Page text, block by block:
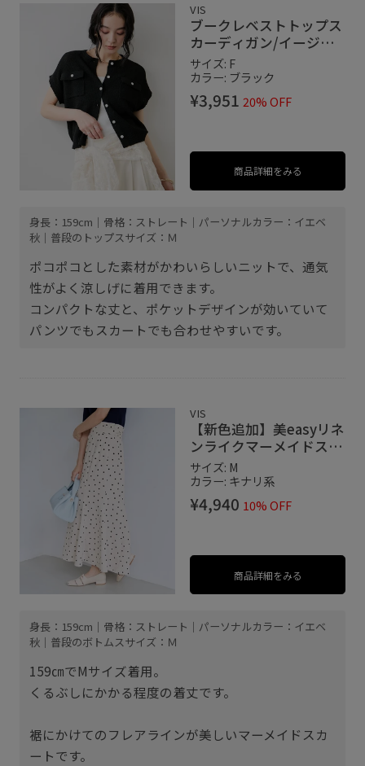
VIS
ブークレベストトップス
カーディガン/イージー
ケア
サイズ: F
カラー: ブラック
¥3,951 20% OFF
商品詳細をみる
身長：159cm｜骨格：ストレート｜パーソナルカラー：イエベ
秋｜普段のトップスサイズ：Ｍ
ポコポコとした素材がかわいらしいニットで、通気
性がよく涼しげに着用できます。
コンパクトな丈と、ポケットデザインが効いていて
パンツでもスカートでも合わせやすいです。
VIS
【新色追加】美easyリネ
ンライクマーメイドスカ
ート/イージーケア・接
触冷感・セットアップ対
応
サイズ: M
カラー: キナリ系
¥4,940 10% OFF
商品詳細をみる
身長：159cm｜骨格：ストレート｜パーソナルカラー：イエベ
秋｜普段のボトムスサイズ：Ｍ
159㎝でMサイズ着用。
くるぶしにかかる程度の着丈です。
裾にかけてのフレアラインが美しいマーメイドスカ
ートです。